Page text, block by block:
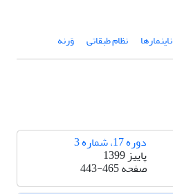
ناینمارها نظام طبقاتی وَرنه
دوره 17، شماره 3
پاییز 1399
صفحه443-465